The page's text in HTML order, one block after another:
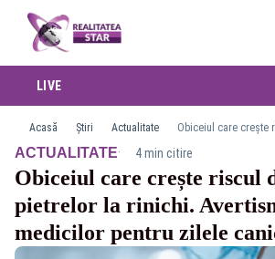
LIVE
Acasă Știri Actualitate
ACTUALITATE· 4 min citire
Obiceiul care crește riscul
pietrelor la rinichi.
medicilor pentru zilele